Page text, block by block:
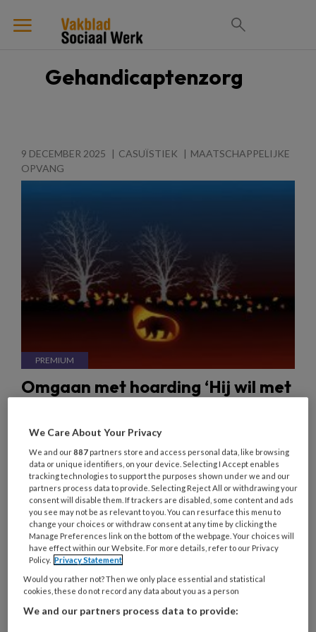
Gehandicaptenzorg
9 DECEMBER 2025 CASUÏSTIEK
MAATSCHAPPELIJKE
OPVANG
Omgaan met hoarding ‘Hij wil met
coconnetje’
'Ik ben persoonlijk begeleider op een
woonlocatie. Sinds 2013 hebben we een bewoner
met een matig verstandelijke beperking. Hij kan
niet lezen en schrijven, maar heeft wél een
betaalde baan bij een sociaal ontwikkelbedrijf. Hij
is snel overprikkeld in onze drukke omgeving,
midden in een grote stad en met elf
medebewoners. Hij heeft moeite om zijn kamer te
onderhouden, opruimen, afwassen en
We Care About Your Privacy
We and our887 partners store and access personal data, like browsing
data or unique identifiers, on your device. Selecting I Accept enables
tracking technologies to support the purposes shown under we and our
partners process data to provide. Selecting Reject All or withdrawing your
consent will disable them. If trackers are disabled, some content and ads
you see may not be as relevant to you. You can resurface this menu to
change your choices or withdraw consent at any time by clicking the
Manage Preferences link on the bottom of the webpage. Your choices will
have effect within our Website. For more details, refer to our Privacy
Policy. Privacy Statement
Would you rather not? Then we only place essential and statistical
cookies, these do not record any data about you as a person
We and our partners process data to provide: